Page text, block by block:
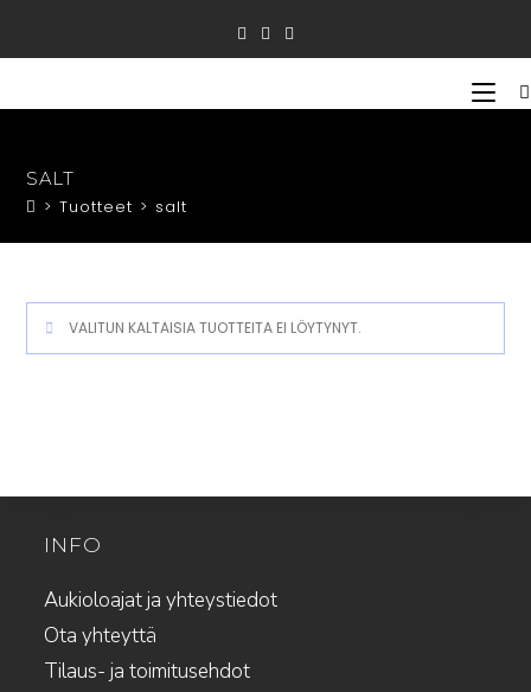
SALT
> Tuotteet > salt
VALITUN KALTAISIA TUOTTEITA EI LÖYTYNYT.
INFO
Aukioloajat ja yhteystiedot
Ota yhteyttä
Tilaus- ja toimitusehdot